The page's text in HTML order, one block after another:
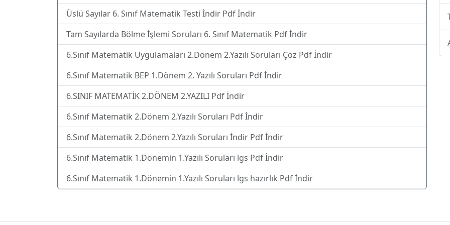
Üslü Sayılar 6. Sınıf Matematik Testi İndir Pdf İndir
Tam Sayılarda Bölme İşlemi Soruları 6. Sınıf Matematik Pdf İndir
6.Sınıf Matematik Uygulamaları 2.Dönem 2.Yazılı Soruları Çöz Pdf İndir
6.Sınıf Matematik BEP 1.Dönem 2. Yazılı Soruları Pdf İndir
6.SINIF MATEMATİK 2.DÖNEM 2.YAZILI Pdf İndir
6.Sınıf Matematik 2.Dönem 2.Yazılı Soruları Pdf İndir
6.Sınıf Matematik 2.Dönem 2.Yazılı Soruları İndir Pdf İndir
6.Sınıf Matematik 1.Dönemin 1.Yazılı Soruları lgs Pdf İndir
6.Sınıf Matematik 1.Dönemin 1.Yazılı Soruları lgs hazırlık Pdf İndir